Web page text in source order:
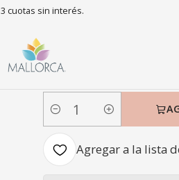
3 cuotas sin interés.
King Quilt Liso Velvet Ibiza Petróleo
|
Quilt Liso
Cantidad
Agregar a la lista